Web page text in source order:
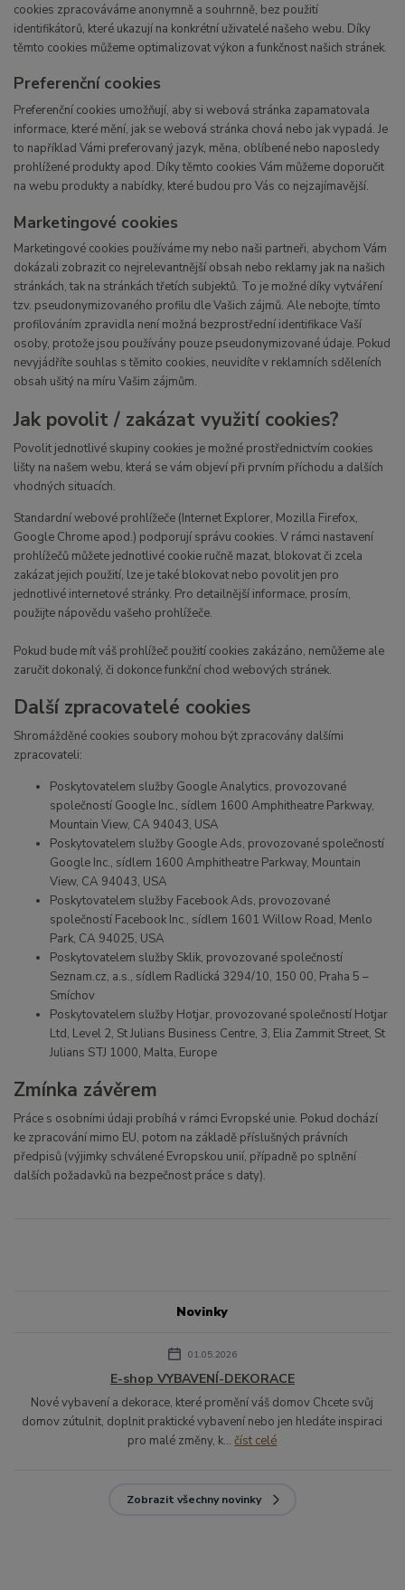
Novinky
01.05.2026
E-shop VYBAVENÍ-DEKORACE
Nové vybavení a dekorace, které promění váš domov Chcete svůj
domov zútulnit, doplnit praktické vybavení nebo jen hledáte inspiraci
pro malé změny, k...číst celé
Zobrazit všechny novinky
cookies zpracováváme anonymně a souhrnně, bez použití
identifikátorů, které ukazují na konkrétní uživatelé našeho webu. Díky
těmto cookies můžeme optimalizovat výkon a funkčnost našich stránek.
Preferenční cookies
Preferenční cookies umožňují, aby si webová stránka zapamatovala
informace, které mění, jak se webová stránka chová nebo jak vypadá. Je
to například Vámi preferovaný jazyk, měna, oblíbené nebo naposledy
prohlížené produkty apod. Díky těmto cookies Vám můžeme doporučit
na webu produkty a nabídky, které budou pro Vás co nejzajímavější.
Marketingové cookies
Marketingové cookies používáme my nebo naši partneři, abychom Vám
dokázali zobrazit co nejrelevantnější obsah nebo reklamy jak na našich
stránkách, tak na stránkách třetích subjektů. To je možné díky vytváření
tzv. pseudonymizovaného profilu dle Vašich zájmů. Ale nebojte, tímto
profilováním zpravidla není možná bezprostřední identifikace Vaší
osoby, protože jsou používány pouze pseudonymizované údaje. Pokud
nevyjádříte souhlas s těmito cookies, neuvidíte v reklamních sděleních
obsah ušitý na míru Vašim zájmům.
Jak povolit / zakázat využití cookies?
Povolit jednotlivé skupiny cookies je možné prostřednictvím cookies
lišty na našem webu, která se vám objeví při prvním příchodu a dalších
vhodných situacích.
Standardní webové prohlížeče (Internet Explorer, Mozilla Firefox,
Google Chrome apod.) podporují správu cookies. V rámci nastavení
prohlížečů můžete jednotlivé cookie ručně mazat, blokovat či zcela
zakázat jejich použití, lze je také blokovat nebo povolit jen pro
jednotlivé internetové stránky. Pro detailnější informace, prosím,
použijte nápovědu vašeho prohlížeče.
Pokud bude mít váš prohlížeč použití cookies zakázáno, nemůžeme ale
zaručit dokonalý, či dokonce funkční chod webových stránek.
Další zpracovatelé cookies
Shromážděné cookies soubory mohou být zpracovány dalšími
zpracovateli:
Poskytovatelem služby Google Analytics, provozované
společností Google Inc., sídlem 1600 Amphitheatre Parkway,
Mountain View, CA 94043, USA
Poskytovatelem služby Google Ads, provozované společností
Google Inc., sídlem 1600 Amphitheatre Parkway, Mountain
View, CA 94043, USA
Poskytovatelem služby Facebook Ads, provozované
společností Facebook Inc., sídlem 1601 Willow Road, Menlo
Park, CA 94025, USA
Poskytovatelem služby Sklik, provozované společností
Seznam.cz, a.s., sídlem Radlická 3294/10, 150 00, Praha 5 –
Smíchov
Poskytovatelem služby Hotjar, provozované společností Hotjar
Ltd, Level 2, St Julians Business Centre, 3, Elia Zammit Street, St
Julians STJ 1000, Malta, Europe
Zmínka závěrem
Práce s osobními údaji probíhá v rámci Evropské unie. Pokud dochází
ke zpracování mimo EU, potom na základě příslušných právních
předpisů (výjimky schválené Evropskou unií, případně po splnění
dalších požadavků na bezpečnost práce s daty).